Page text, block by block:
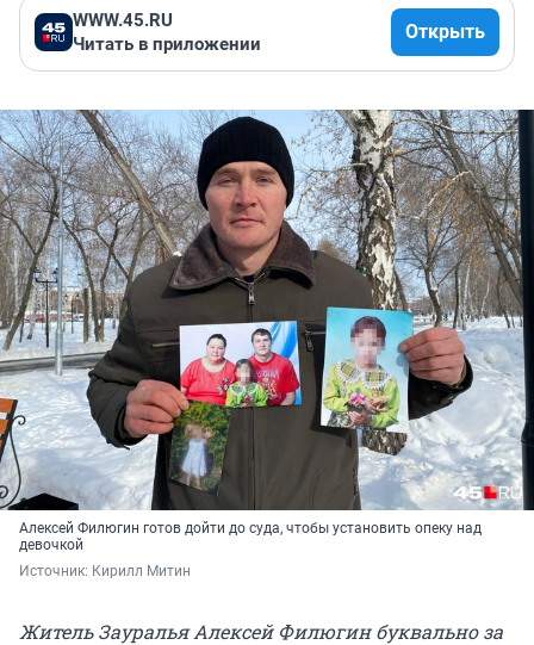
WWW.45.RU
Читать в приложении
Открыть
Алексей Филюгин готов дойти до суда, чтобы установить опеку над
девочкой
Источник: Кирилл Митин
Житель Зауралья Алексей Филюгин буквально за